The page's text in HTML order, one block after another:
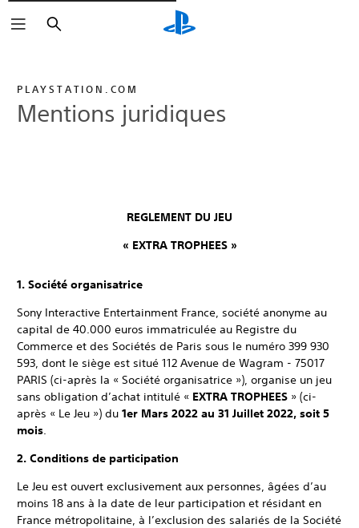
Rechercher
PLAYSTATION.COM
Mentions juridiques
REGLEMENT DU JEU
« EXTRA TROPHEES »
1. Société organisatrice
Sony Interactive Entertainment France, société anonyme au
capital de 40.000 euros immatriculée au Registre du
Commerce et des Sociétés de Paris sous le numéro 399 930
593, dont le siège est situé 112 Avenue de Wagram - 75017
PARIS (ci-après la « Société organisatrice »), organise un jeu
sans obligation d’achat intitulé « EXTRA TROPHEES » (ci-
après « Le Jeu ») du 1er Mars 2022 au 31 Juillet 2022, soit 5
mois.
2. Conditions de participation
Le Jeu est ouvert exclusivement aux personnes, âgées d’au
moins 18 ans à la date de leur participation et résidant en
France métropolitaine, à l’exclusion des salariés de la Société